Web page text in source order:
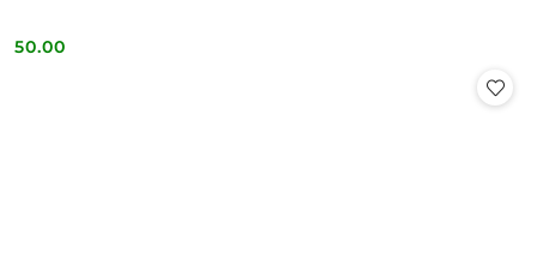
Cena:
50.00